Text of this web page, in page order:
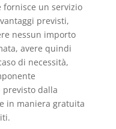
fornisce un servizio
previsti,
nessun importo
avere quindi
di necessità,
previsto dalla
in maniera gratuita